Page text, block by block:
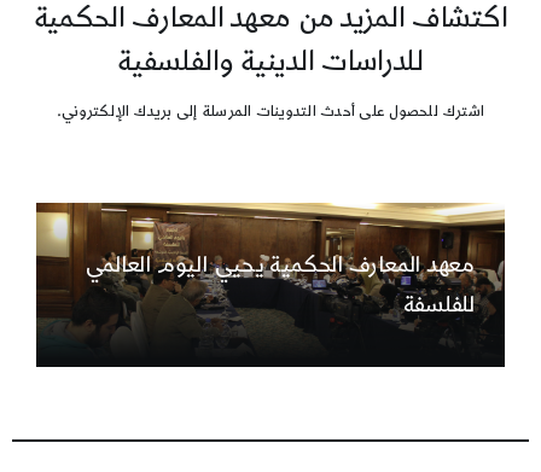
اكتشاف المزيد من معهد المعارف الحكمية
للدراسات الدينية والفلسفية
اشترك للحصول على أحدث التدوينات المرسلة إلى بريدك الإلكتروني.
معهد المعارف الحكمية يحيي اليوم العالمي
للفلسفة